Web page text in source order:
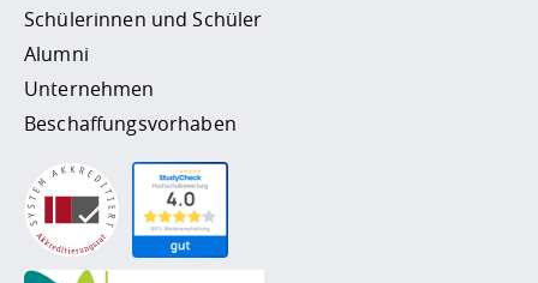
Schülerinnen und Schüler
Alumni
Unternehmen
Beschaffungsvorhaben